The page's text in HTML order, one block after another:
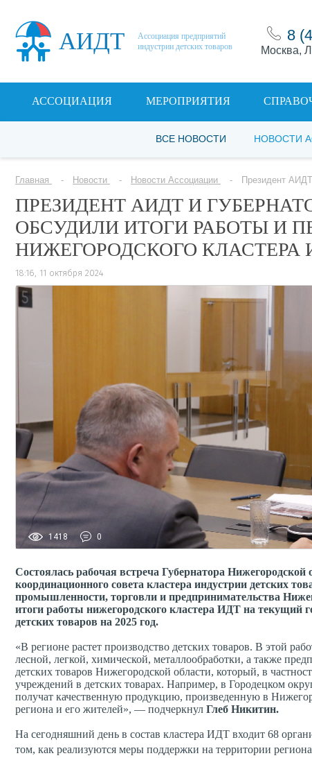
АИДТ
Ассоциация предприятий
индустрии детских товаров
8
Москва,
АССОЦИАЦИЯ МЕРОПРИЯТИЯ
ВСЕ НОВОСТИ НОВОСТИ
Главная Новости Новости Ассоциации Президент
ПРЕЗИДЕНТ АИДТ И
ОБСУДИЛИ ИТОГИ РАБОТЫ И
НИЖЕГОРОДСКОГО КЛАСТЕРА
18:16, 11 октября 2024
1418 0
Состоялась рабочая встреча Губернатора Нижегородской
координационного совета кластера индустрии детских
промышленности, торговли и предпринимательства
итоги работы нижегородского кластера ИДТ на текущий
детских товаров на 2025 год.
«В регионе растет производство детских товаров. В этой
лесной, легкой, химической, металлообработки, а также
детских товаров Нижегородской области, который, в
учреждений в детских товарах. Например, в Городецком
получат качественную продукцию, произведенную в
региона и его жителей», — подчеркнул Глеб Никитин.
На сегодняшний день в состав кластера ИДТ входит 68
том, как реализуются меры поддержки на территории